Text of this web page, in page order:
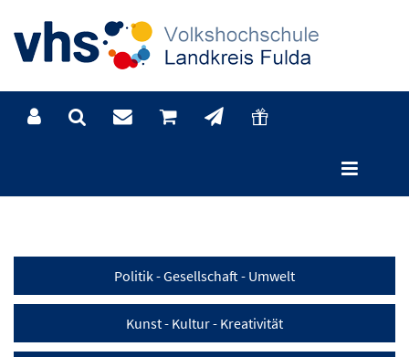
Politik - Gesellschaft - Umwelt
Kunst - Kultur - Kreativität